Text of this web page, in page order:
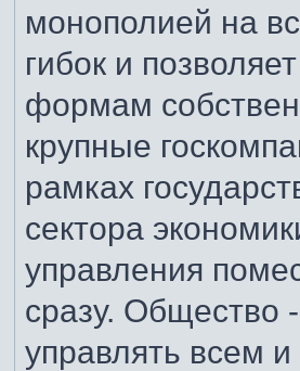
монополией на
гибок и
формам
крупные
рамках
сектора
управления
сразу. Общество
управлять всем